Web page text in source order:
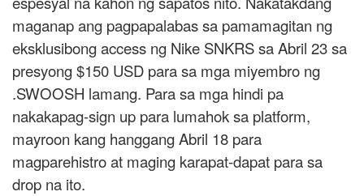
maganap ang pagpapalabas sa pamamagitan ng
eksklusibong access ng Nike SNKRS sa Abril 23 sa
presyong $150 USD para sa mga miyembro ng
.SWOOSH lamang. Para sa mga hindi pa
nakakapag-sign up para lumahok sa platform,
mayroon kang hanggang Abril 18 para
magparehistro at maging karapat-dapat para sa
drop na ito.